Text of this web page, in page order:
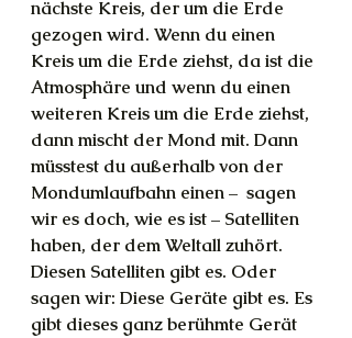
nächste Kreis, der um die Erde
gezogen wird. Wenn du einen
Kreis um die Erde ziehst, da ist die
Atmosphäre und wenn du einen
weiteren Kreis um die Erde ziehst,
dann mischt der Mond mit. Dann
müsstest du außerhalb von der
Mondumlaufbahn einen –  sagen
wir es doch, wie es ist – Satelliten
haben, der dem Weltall zuhört.
Diesen Satelliten gibt es. Oder
sagen wir: Diese Geräte gibt es. Es
gibt dieses ganz berühmte Gerät